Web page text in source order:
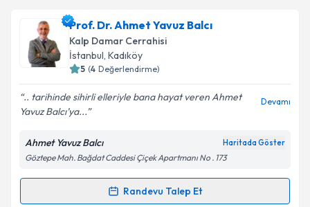
Prof. Dr. Ahmet Yavuz Balcı
Kalp Damar Cerrahisi
İstanbul, Kadıköy
5 (4 Değerlendirme)
.. tarihinde sihirli elleriyle bana hayat veren Ahmet
Yavuz Balcı’ya...
Devamı
Ahmet Yavuz Balcı Haritada Göster
Göztepe Mah. Bağdat Caddesi Çiçek Apartmanı No . 173
Randevu Talep Et
Randevu Takvimi Talebi